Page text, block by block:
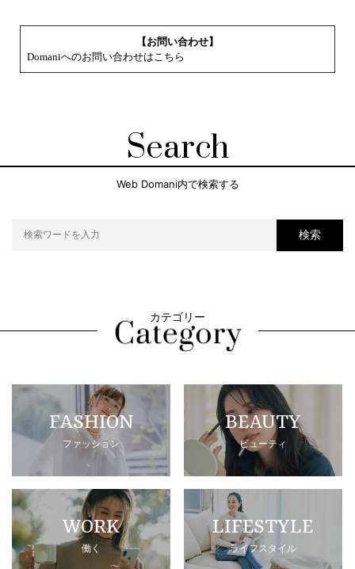
【お問い合わせ】
Domaniへのお問い合わせはこちら
Search
Web Domani内で検索する
検索
カテゴリー
FASHION
ファッション
BEAUTY
ビューティ
WORK
働く
LIFESTYLE
ライフスタイル